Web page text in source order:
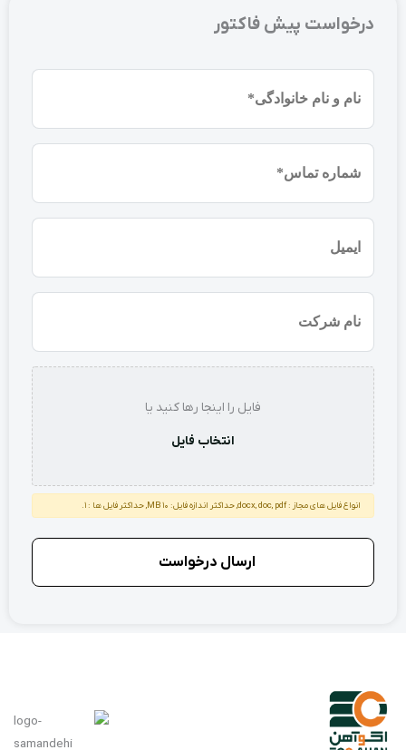
درخواست پیش فاکتور
نام
(ضروری)
موبایل
(ضروری)
شرکت
استعلام
فایل را اینجا رها کنید یا
انتخاب فایل
انواع فایل های مجاز : docx, doc, pdf, حداکثر اندازه فایل: 10 MB, حداکثر فایل ها : 1.